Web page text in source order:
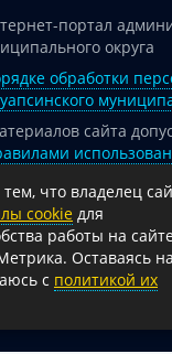
портал
округа
обработки
сайта
сайте
и использовании
сети Интернет
на
что владелец
cookie для
работы на
Оставаясь на
с политикой их